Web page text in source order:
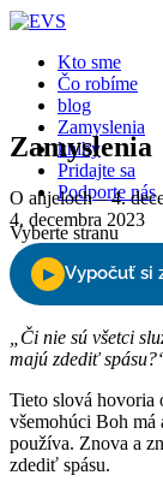
Close
Kto sme
Čo robíme
blog
Zamyslenia
knihy
Pridajte sa
Podporte nás
Vyberte stranu
Zamyslenia
O anjeloch – 4.
4. decembra 2023
„Či nie sú všetci
majú zdediť
Tieto slová hovoria
všemohúci Boh má
používa. Znova a
zdediť spásu.